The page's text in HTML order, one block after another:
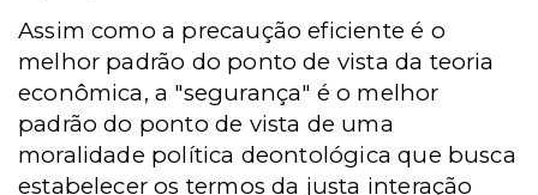
Assim como a precaução eficiente é o
melhor padrão do ponto de vista da teoria
econômica, a "segurança" é o melhor
padrão do ponto de vista de uma
moralidade política deontológica que busca
estabelecer os termos da justa interação